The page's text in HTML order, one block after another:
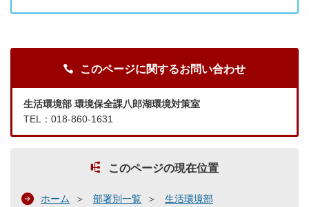
このページに関するお問い合わせ
生活環境部 環境保全課八郎湖環境対策室
TEL：018-860-1631
このページの現在位置
ホーム 部署別一覧
生活環境部